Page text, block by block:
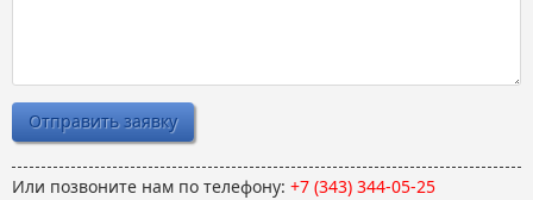
Или позвоните нам по телефону: +7 (343) 344-05-25